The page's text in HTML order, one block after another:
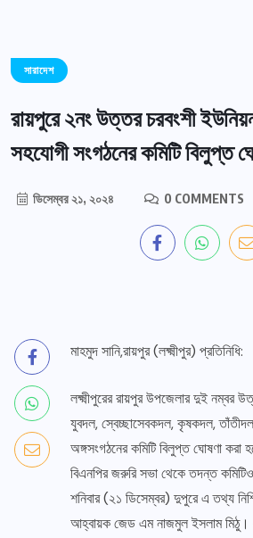
সারাদেশ
রায়পুরে ২নং উত্তর চরবংশী
সহযোগী সংগঠনের কমিটি বিলুপ্ত
ডিসেম্বর ২১, ২০২৪ 0 COMMENTS
মাহমুদ সানি,রায়পুর (লক্ষ্মীপুর) প্রতিনিধি:
লক্ষ্মীপুরের রায়পুর উপজেলার দুই নম্বর
যুবদল, স্বেচ্ছাসেবকদল, কৃষকদল,
অঙ্গসংগঠনের কমিটি বিলুপ্ত ঘোষণা
বিএনপির জরুরি সভা থেকে তদন্ত
শনিবার (২১ ডিসেম্বর) দুপুরে এ তথ্য
আহ্বায়ক জেড এম নাজমুল ইসলাম